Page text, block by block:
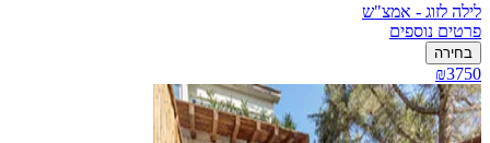
לילה לזוג - אמצ"ש
פרטים נוספים
בחירה
₪3750